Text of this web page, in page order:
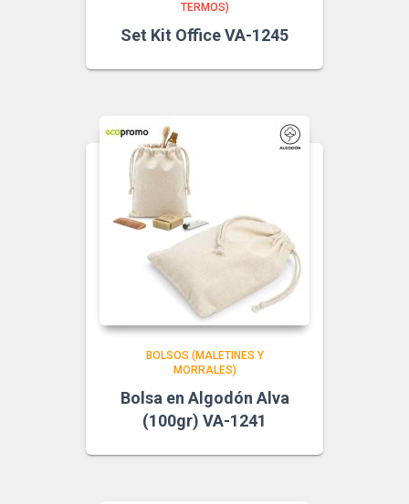
TERMOS)
Set Kit Office VA-1245
BOLSOS (MALETINES Y
MORRALES)
Bolsa en Algodón Alva
(100gr) VA-1241